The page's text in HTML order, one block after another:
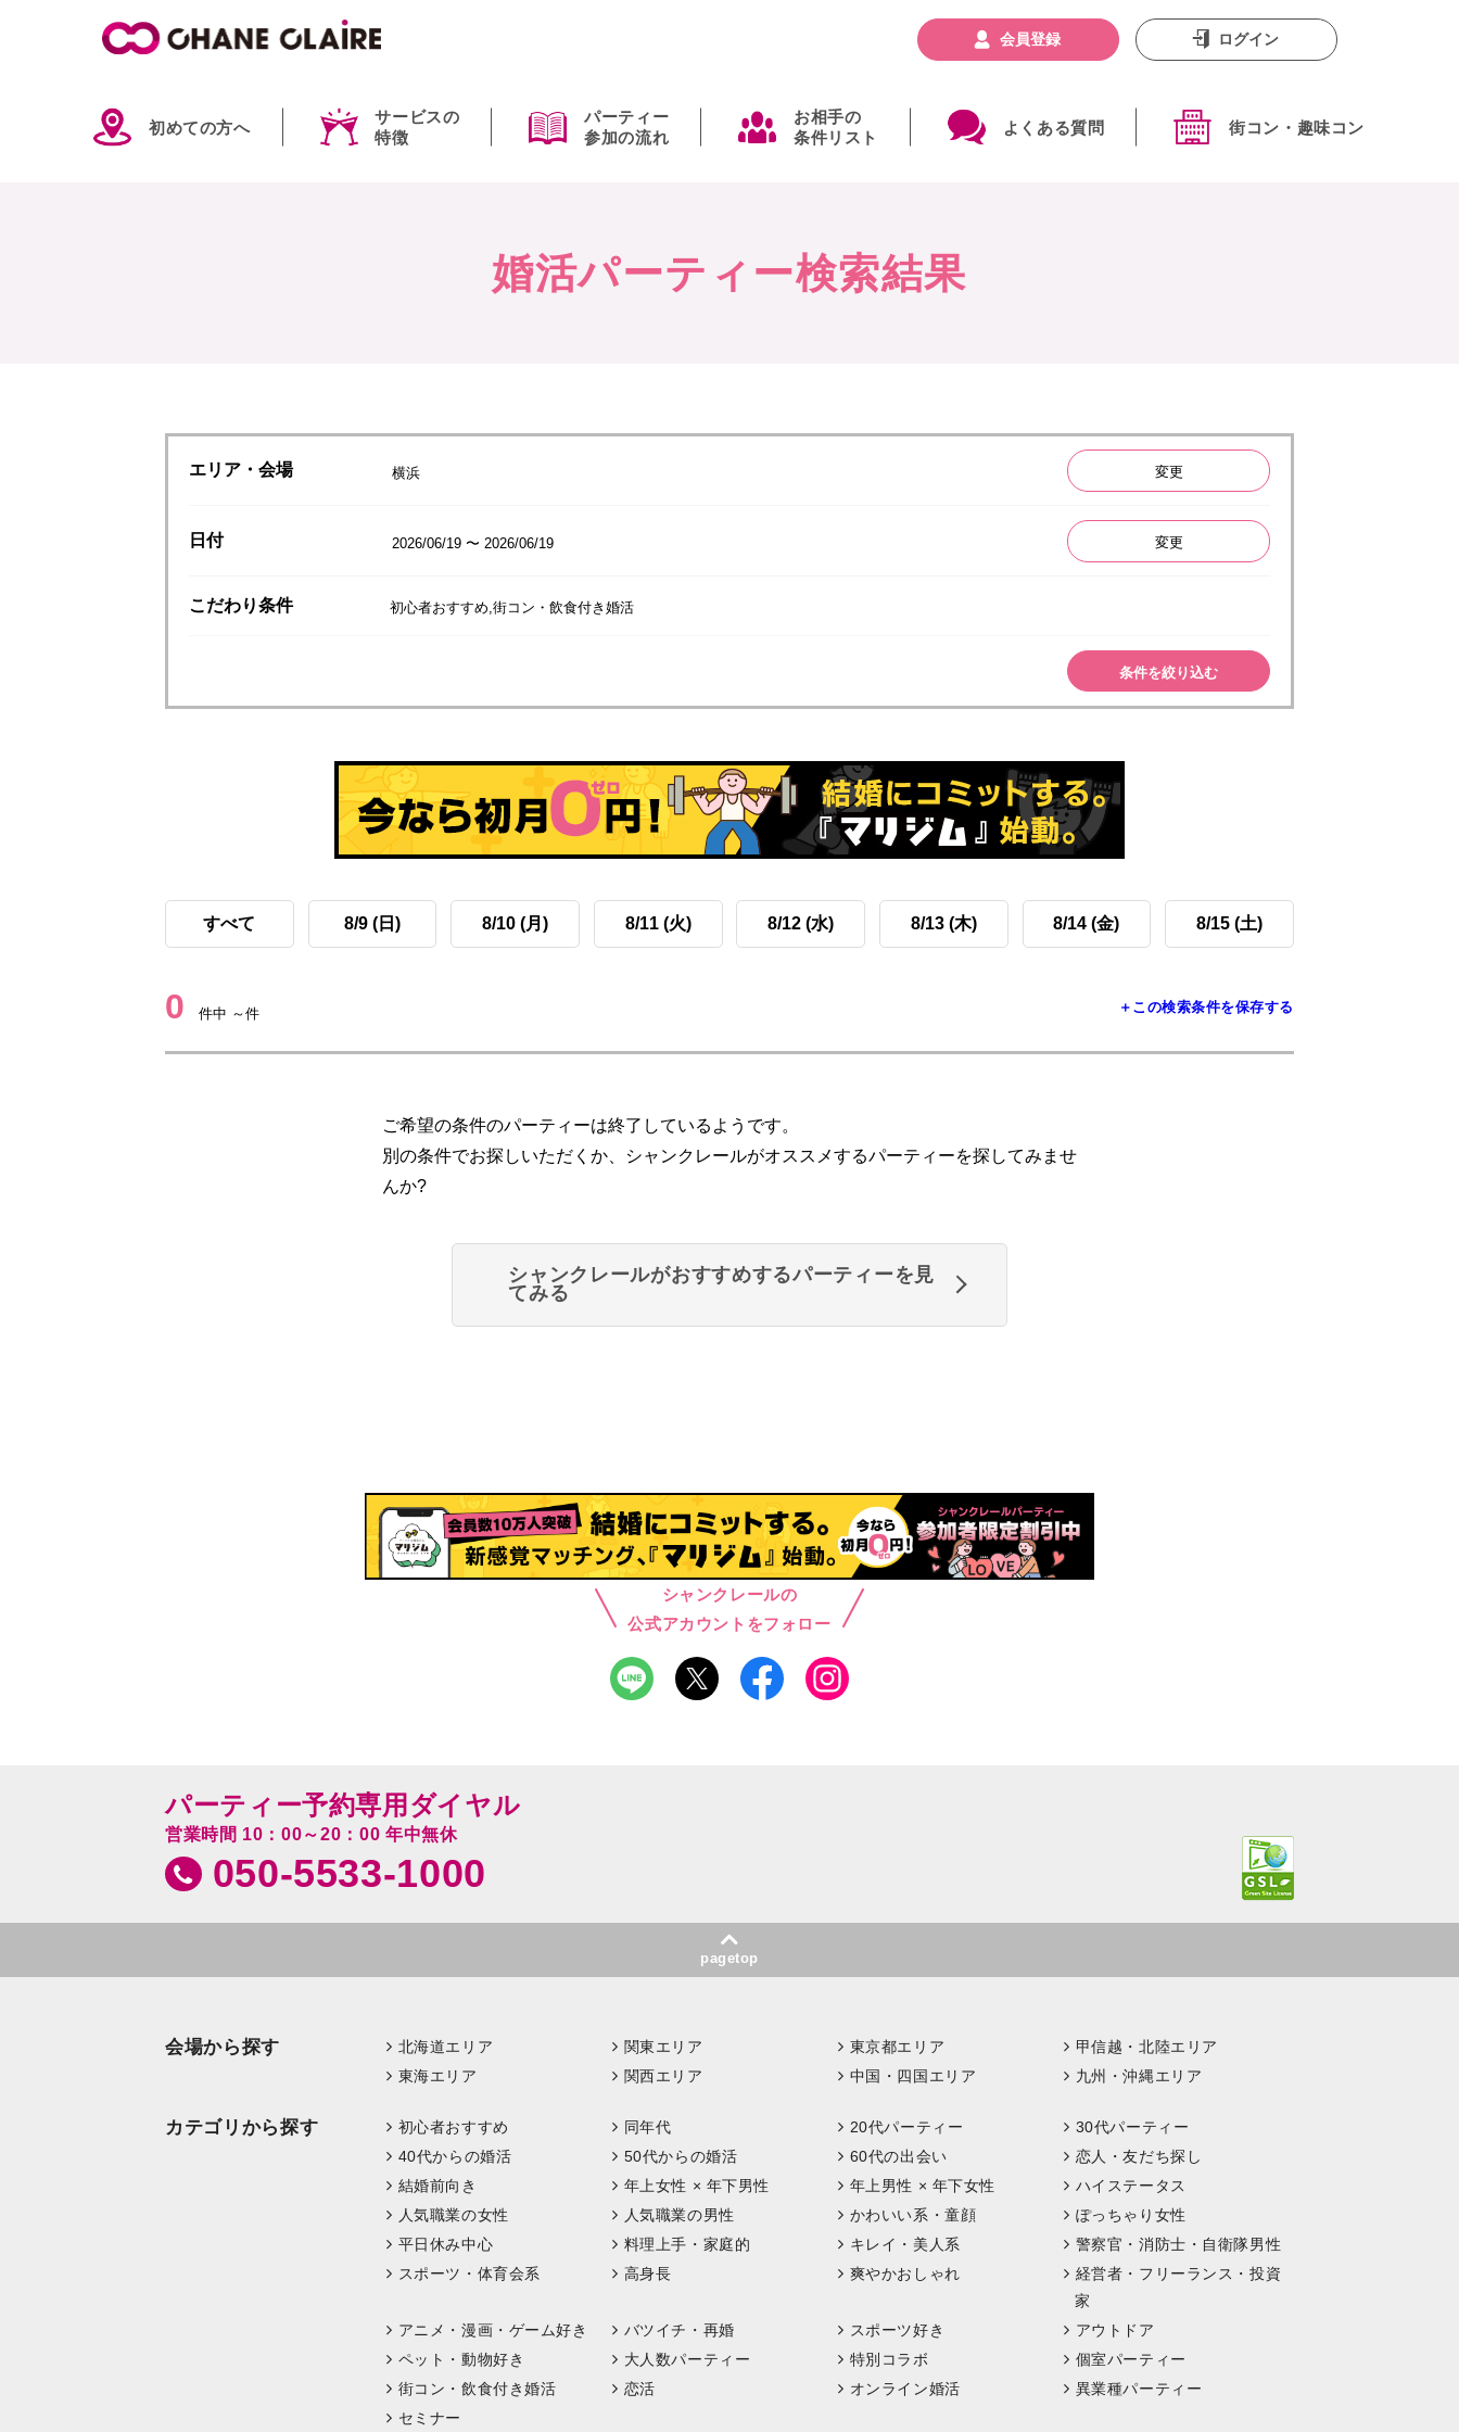
初めての方へ
サービスの
特徴
パーティー
参加の流れ
お相手の
条件リスト
よくある質問 街コン・趣味コン
会員登録 ログイン
婚活パーティー検索結果
エリア・会場 横浜 変更
日付 2026/06/19 〜 2026/06/19 変更
こだわり条件 初心者おすすめ,街コン・飲食付き婚活
条件を絞り込む
すべて 8/9 (日) 8/10 (月) 8/11 (火) 8/12 (水) 8/13 (木) 8/14 (金) 8/15 (土)
0 件中 ～件 ＋この検索条件を保存する
ご希望の条件のパーティーは終了しているようです。
別の条件でお探しいただくか、シャンクレールがオススメするパーティーを探してみませ
んか?
シャンクレールがおすすめするパーティーを見
てみる
シャンクレールの
公式アカウントをフォロー
パーティー予約専用ダイヤル
営業時間 10：00～20：00 年中無休
050-5533-1000
pagetop
会場から探す 北海道エリア 関東エリア 東京都エリア
甲信越・北陸エリア
東海エリア
関西エリア 中国・四国エリア 九州・沖縄エリア
カテゴリから探す 初心者おすすめ 同年代 20代パーティー
30代パーティー
40代からの婚活
50代からの婚活 60代の出会い
恋人・友だち探し
結婚前向き
年上女性 × 年下男性 年上男性 × 年下女性
ハイステータス
人気職業の女性
人気職業の男性 かわいい系・童顔
ぽっちゃり女性
平日休み中心
料理上手・家庭的 キレイ・美人系
警察官・消防士・自衛隊男性
スポーツ・体育会系
高身長 爽やかおしゃれ
経営者・フリーランス・投資
家
アニメ・漫画・ゲーム好き
バツイチ・再婚 スポーツ好き
アウトドア
ペット・動物好き
大人数パーティー 特別コラボ
個室パーティー
街コン・飲食付き婚活
恋活 オンライン婚活
異業種パーティー
セミナー